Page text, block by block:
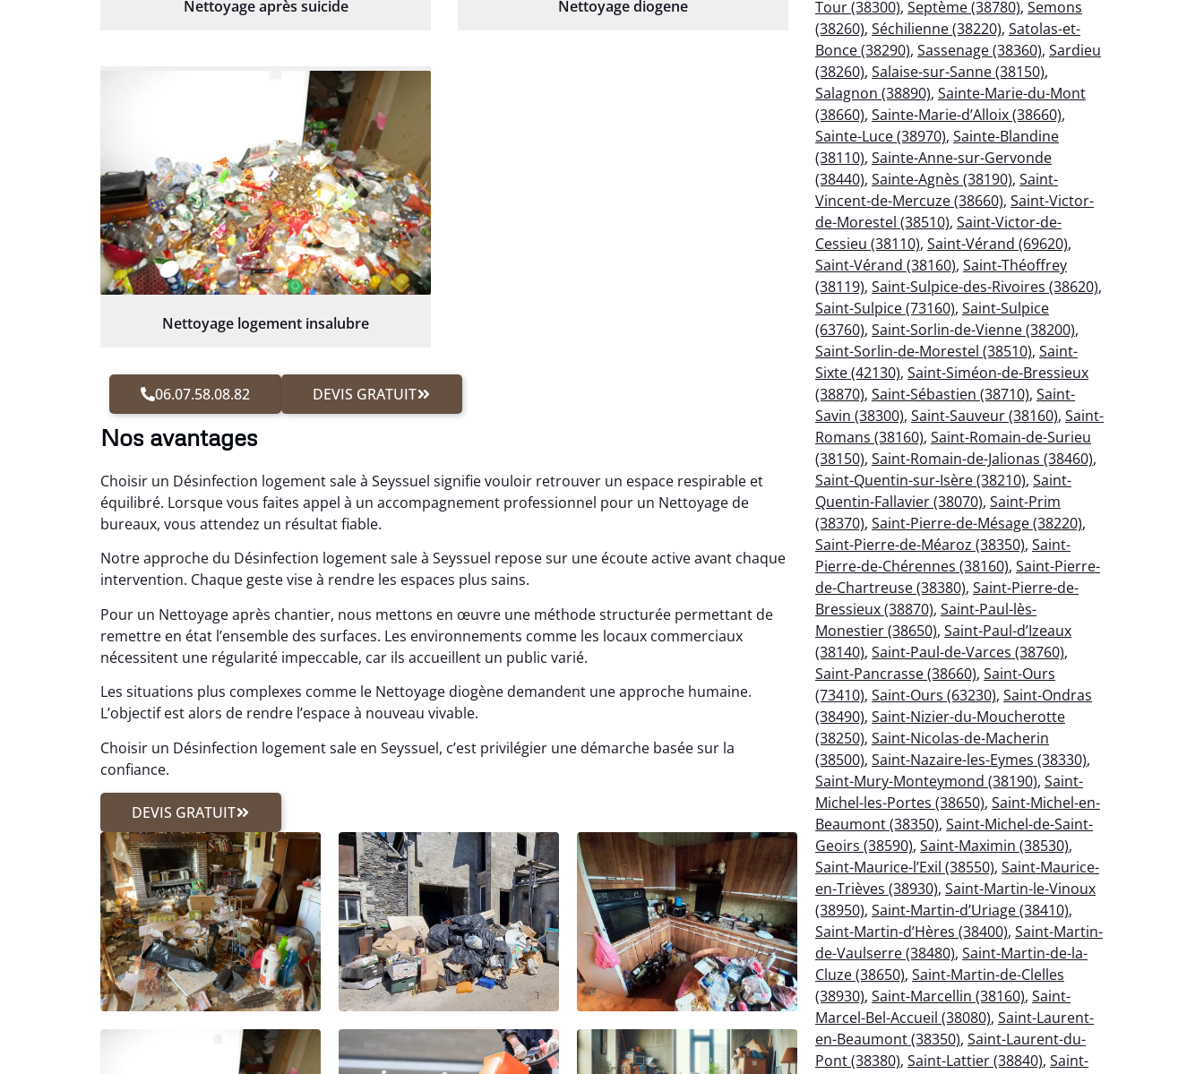
Nettoyage après suicide Nettoyage diogene
Nettoyage logement insalubre
06.07.58.08.82 DEVIS GRATUIT
Nos avantages
Choisir un Désinfection logement sale à Seyssuel signifie vouloir retrouver un espace respirable et
équilibré. Lorsque vous faites appel à un accompagnement professionnel pour un Nettoyage de
bureaux, vous attendez un résultat fiable.
Notre approche du Désinfection logement sale à Seyssuel repose sur une écoute active avant chaque
intervention. Chaque geste vise à rendre les espaces plus sains.
Pour un Nettoyage après chantier, nous mettons en œuvre une méthode structurée permettant de
remettre en état l’ensemble des surfaces. Les environnements comme les locaux commerciaux
nécessitent une régularité impeccable, car ils accueillent un public varié.
Les situations plus complexes comme le Nettoyage diogène demandent une approche humaine.
L’objectif est alors de rendre l’espace à nouveau vivable.
Choisir un Désinfection logement sale en Seyssuel, c’est privilégier une démarche basée sur la
confiance.
DEVIS GRATUIT
Tour (38300), Septème (38780), Semons
(38260), Séchilienne (38220), Satolas-et-
Bonce (38290), Sassenage (38360), Sardieu
(38260), Salaise-sur-Sanne (38150),
Salagnon (38890), Sainte-Marie-du-Mont
(38660), Sainte-Marie-d’Alloix (38660),
Sainte-Luce (38970), Sainte-Blandine
(38110), Sainte-Anne-sur-Gervonde
(38440), Sainte-Agnès (38190), Saint-
Vincent-de-Mercuze (38660), Saint-Victor-
de-Morestel (38510), Saint-Victor-de-
Cessieu (38110), Saint-Vérand (69620),
Saint-Vérand (38160), Saint-Théoffrey
(38119), Saint-Sulpice-des-Rivoires (38620),
Saint-Sulpice (73160), Saint-Sulpice
(63760), Saint-Sorlin-de-Vienne (38200),
Saint-Sorlin-de-Morestel (38510), Saint-
Sixte (42130), Saint-Siméon-de-Bressieux
(38870), Saint-Sébastien (38710), Saint-
Savin (38300), Saint-Sauveur (38160), Saint-
Romans (38160), Saint-Romain-de-Surieu
(38150), Saint-Romain-de-Jalionas (38460),
Saint-Quentin-sur-Isère (38210), Saint-
Quentin-Fallavier (38070), Saint-Prim
(38370), Saint-Pierre-de-Mésage (38220),
Saint-Pierre-de-Méaroz (38350), Saint-
Pierre-de-Chérennes (38160), Saint-Pierre-
de-Chartreuse (38380), Saint-Pierre-de-
Bressieux (38870), Saint-Paul-lès-
Monestier (38650), Saint-Paul-d’Izeaux
(38140), Saint-Paul-de-Varces (38760),
Saint-Pancrasse (38660), Saint-Ours
(73410), Saint-Ours (63230), Saint-Ondras
(38490), Saint-Nizier-du-Moucherotte
(38250), Saint-Nicolas-de-Macherin
(38500), Saint-Nazaire-les-Eymes (38330),
Saint-Mury-Monteymond (38190), Saint-
Michel-les-Portes (38650), Saint-Michel-en-
Beaumont (38350), Saint-Michel-de-Saint-
Geoirs (38590), Saint-Maximin (38530),
Saint-Maurice-l’Exil (38550), Saint-Maurice-
en-Trièves (38930), Saint-Martin-le-Vinoux
(38950), Saint-Martin-d’Uriage (38410),
Saint-Martin-d’Hères (38400), Saint-Martin-
de-Vaulserre (38480), Saint-Martin-de-la-
Cluze (38650), Saint-Martin-de-Clelles
(38930), Saint-Marcellin (38160), Saint-
Marcel-Bel-Accueil (38080), Saint-Laurent-
en-Beaumont (38350), Saint-Laurent-du-
Pont (38380), Saint-Lattier (38840), Saint-